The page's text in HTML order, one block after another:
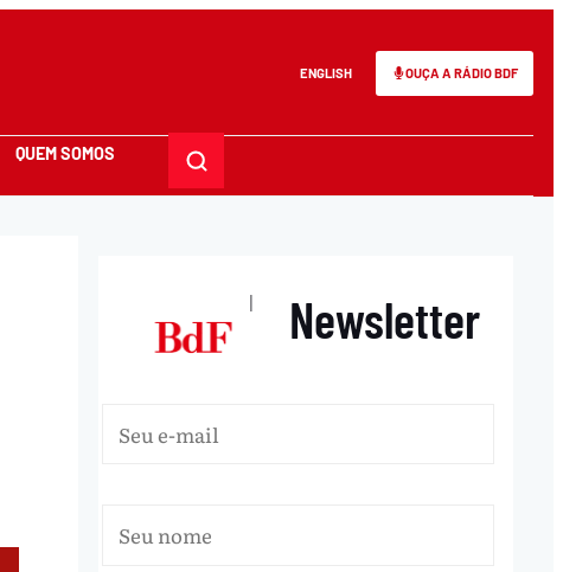
ENGLISH OUÇA A RÁDIO BDF
QUEM SOMOS
| Newsletter